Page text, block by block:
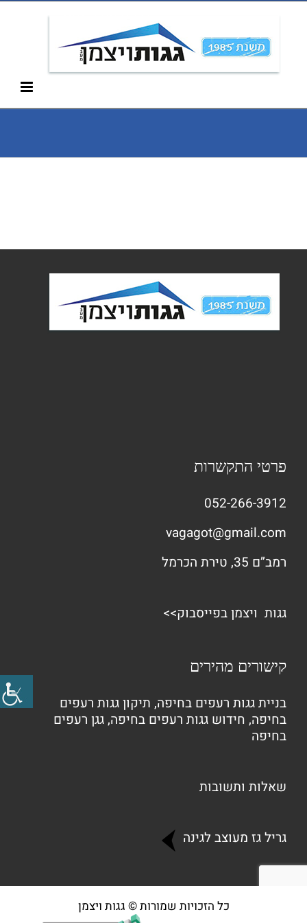
Skip
content
פרטי התקשרות
052-266-3912
vagagot@gmail.com
רמב”ם 35, טירת הכרמל
גגות ויצמן בפייסבוק>>
קישורים מהירים
בניית גגות רעפים בחיפה, תיקון גגות רעפים
בחיפה, חידוש גגות רעפים בחיפה,גגן רעפים
בחיפה
שאלות ותשובות
גריל גז מעוצב לגינה
כל הזכויות שמורות © גגות ויצמן